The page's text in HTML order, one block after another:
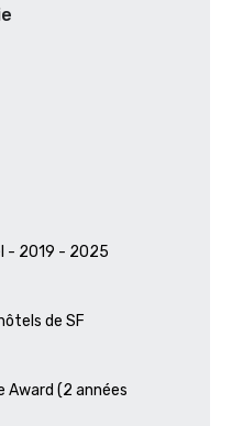
- 2019 - 2025
de SF
Award (2 années